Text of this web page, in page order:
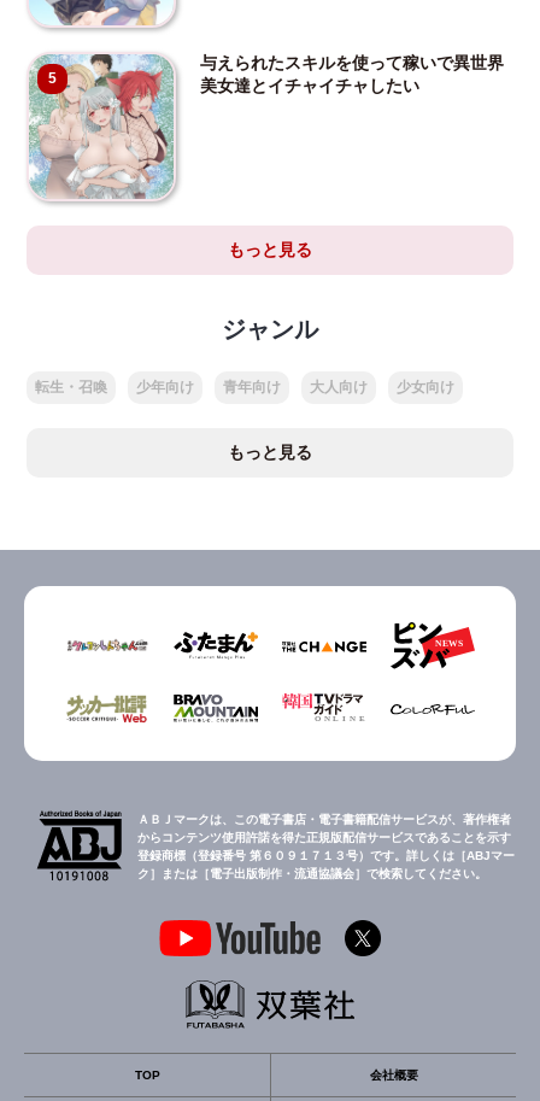
5
与えられたスキルを使って稼いで異世界
美女達とイチャイチャしたい
もっと見る
ジャンル
転生・召喚 少年向け 青年向け 大人向け 少女向け
もっと見る
ＡＢＪマークは、この電子書店・電子書籍配信サービスが、著作権者
からコンテンツ使用許諾を得た正規版配信サービスであることを示す
登録商標（登録番号 第６０９１７１３号）です。詳しくは［ABJマー
ク］または［電子出版制作・流通協議会］で検索してください。
TOP 会社概要